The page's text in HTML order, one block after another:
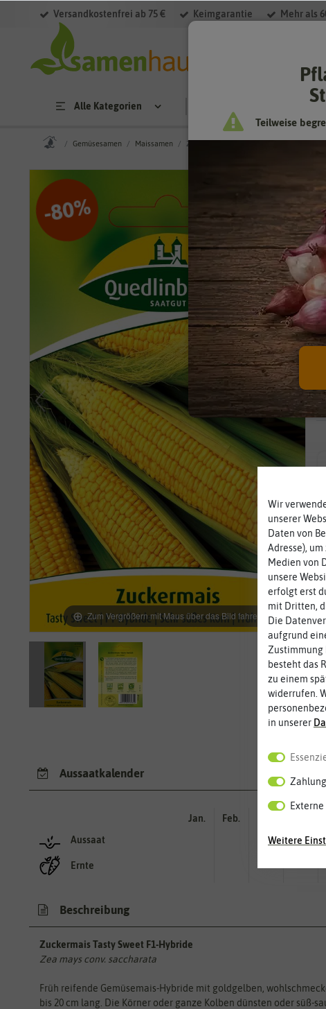
Versandkostenfrei ab 75 € Keimgarantie Mehr als
Alle Kategorien
Gemüsesamen Maissamen Zuckermais Tasty Sweet F1-Hybride
Zum Vergrößern mit Maus über das Bild fahren
-80%
Aussaatkalender
Aussaat
Ernte
Jan. Feb.
Beschreibung
Zuckermais Tasty Sweet F1-Hybride
Zea mays conv. saccharata
Früh reifende Gemüsemais-Hybride mit goldgelben,
bis 20 cm lang. Die Körner oder ganze Kolben dünsten oder
Wir
unserer
Daten von
Adresse),
Medien von
unsere
erfolgt erst
mit Dritten,
Die
aufgrund
Zustimmung
besteht das
zu einem
widerrufen.
in unserer
Weitere
Teilweise